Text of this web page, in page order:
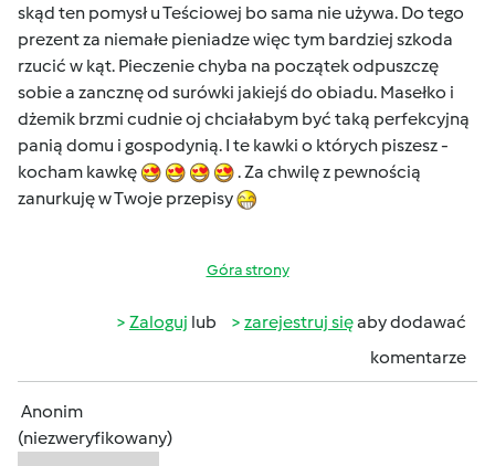
skąd ten pomysł u Teściowej bo sama nie używa. Do tego
prezent za niemałe pieniadze więc tym bardziej szkoda
rzucić w kąt. Pieczenie chyba na początek odpuszczę
sobie a zancznę od surówki jakiejś do obiadu. Masełko i
dżemik brzmi cudnie oj chciałabym być taką perfekcyjną
panią domu i gospodynią. I te kawki o których piszesz -
kocham kawkę
. Za chwilę z pewnością
zanurkuję w Twoje przepisy
Góra strony
Zaloguj lub zarejestruj sięaby dodawać
komentarze
Anonim
(niezweryfikowany)